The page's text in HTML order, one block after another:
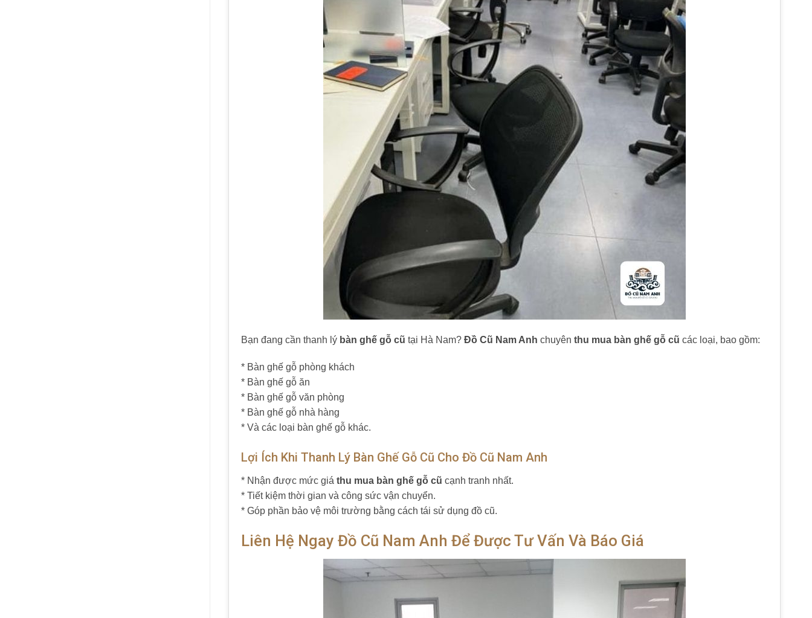
Bạn đang cần thanh lý bàn ghế gỗ cũ tại Hà Nam? Đồ Cũ Nam Anh chuyên thu mua bàn ghế gỗ cũ các loại, bao gồm:
* Bàn ghế gỗ phòng khách
* Bàn ghế gỗ ăn
* Bàn ghế gỗ văn phòng
* Bàn ghế gỗ nhà hàng
* Và các loại bàn ghế gỗ khác.
Lợi Ích Khi Thanh Lý Bàn Ghế Gỗ Cũ Cho Đồ Cũ Nam Anh
* Nhận được mức giá thu mua bàn ghế gỗ cũ cạnh tranh nhất.
* Tiết kiệm thời gian và công sức vận chuyển.
* Góp phần bảo vệ môi trường bằng cách tái sử dụng đồ cũ.
Liên Hệ Ngay Đồ Cũ Nam Anh Để Được Tư Vấn Và Báo Giá